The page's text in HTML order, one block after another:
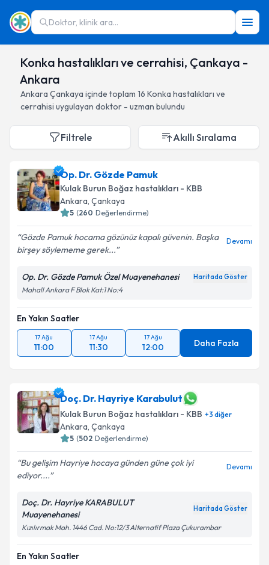
Doktor, klinik ara...
Konka hastalıkları ve cerrahisi, Çankaya -
Ankara
Ankara Çankaya içinde toplam 16 Konka hastalıkları ve
cerrahisi uygulayan doktor - uzman bulundu
Filtrele Akıllı Sıralama
Op. Dr. Gözde Pamuk
Kulak Burun Boğaz hastalıkları - KBB
Ankara, Çankaya
5 (260 Değerlendirme)
Gözde Pamuk hocama gözünüz kapalı güvenin. Başka
birşey söylememe gerek...
Devamı
Op. Dr. Gözde Pamuk Özel Muayenehanesi Haritada Göster
Mahall Ankara F Blok Kat:1 No:4
En Yakın Saatler
17 Ağu
11:00
17 Ağu
11:30
17 Ağu
12:00 Daha Fazla
Doç. Dr. Hayriye Karabulut
Kulak Burun Boğaz hastalıkları - KBB +3 diğer
Ankara, Çankaya
5 (502 Değerlendirme)
Bu gelişim Hayriye hocaya günden güne çok iyi
ediyor....
Devamı
Doç. Dr. Hayriye KARABULUT
Muayenehanesi
Haritada Göster
Kızılırmak Mah. 1446 Cad. No:12/3 Alternatif Plaza Çukurambar
En Yakın Saatler